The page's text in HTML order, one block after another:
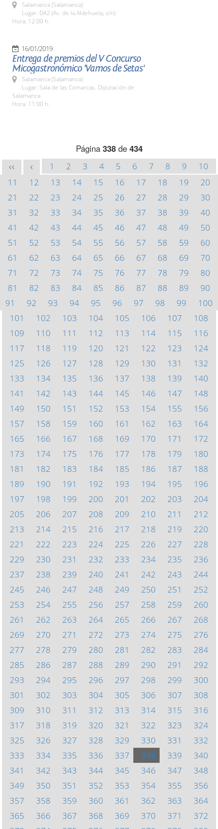
Salamanca (Salamanca)
Lugar: DA2 (Av. de la Aldehuela, s/n)
Hora: 12:00 h.
16/01/2019
Entrega de premios del V Concurso
Micogastronómico 'Vamos de Setas'
Salamanca (Salamanca)
Lugar: Sala de las Comarcas. Diputación de
Salamanca
Hora: 11:00 h.
Página 338de 434
<< < 1 2 3 4 5 6 7 8 9
10
11
12 13 14 15 16 17 18 19
20
21
22 23 24 25 26 27 28 29
30
31
32 33 34 35 36 37 38 39
40
41
42 43 44 45 46 47 48 49
50
51
52 53 54 55 56 57 58 59
60
61
62 63 64 65 66 67 68 69
70
71
72 73 74 75 76 77 78 79
80
81
82 83 84 85 86 87 88 89
90
91
92 93 94 95 96 97 98 99
100
101
102 103 104 105 106 107
108
109
110 111 112 113 114 115
116
117
118 119 120 121 122 123
124
125
126 127 128 129 130 131
132
133
134 135 136 137 138 139
140
141
142 143 144 145 146 147
148
149
150 151 152 153 154 155
156
157
158 159 160 161 162 163
164
165
166 167 168 169 170 171
172
173
174 175 176 177 178 179
180
181
182 183 184 185 186 187
188
189
190 191 192 193 194 195
196
197
198 199 200 201 202 203
204
205
206 207 208 209 210 211
212
213
214 215 216 217 218 219
220
221
222 223 224 225 226 227
228
229
230 231 232 233 234 235
236
237
238 239 240 241 242 243
244
245
246 247 248 249 250 251
252
253
254 255 256 257 258 259
260
261
262 263 264 265 266 267
268
269
270 271 272 273 274 275
276
277
278 279 280 281 282 283
284
285
286 287 288 289 290 291
292
293
294 295 296 297 298 299
300
301
302 303 304 305 306 307
308
309
310 311 312 313 314 315
316
317
318 319 320 321 322 323
324
325
326 327 328 329 330 331
332
333
334 335 336 337 338 339
340
341
342 343 344 345 346 347
348
349
350 351 352 353 354 355
356
357
358 359 360 361 362 363
364
365
366 367 368 369 370 371
372